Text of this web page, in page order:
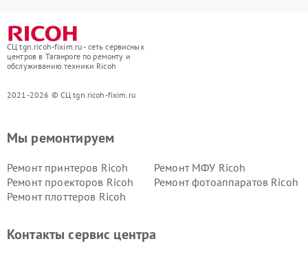
СЦ tgn.ricoh-fixim.ru - сеть сервисных
центров в Таганроге по ремонту и
обслуживанию техники Ricoh
2021-2026 © СЦ tgn.ricoh-fixim.ru
Мы ремонтируем
Ремонт принтеров Ricoh
Ремонт МФУ Ricoh
Ремонт проекторов Ricoh
Ремонт фотоаппаратов Ricoh
Ремонт плоттеров Ricoh
Контакты сервис центра